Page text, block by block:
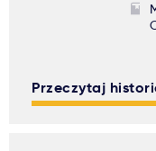
Przeczytaj